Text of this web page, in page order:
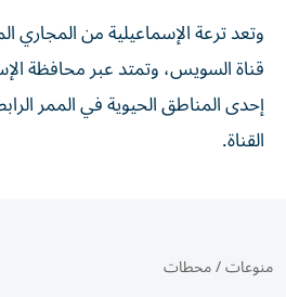
وتعد ترعة الإسماعيلية من المجاري
قناة السويس، وتمتد عبر محافظة
إحدى المناطق الحيوية في الممر
القناة.
منوعات/محطات